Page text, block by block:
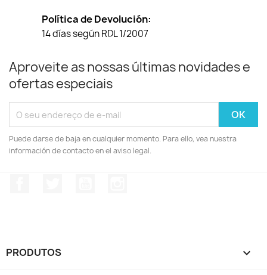
Política de Devolución:
14 días según RDL 1/2007
Aproveite as nossas últimas novidades e
ofertas especiais
Puede darse de baja en cualquier momento. Para ello, vea nuestra
información de contacto en el aviso legal.
PRODUTOS 